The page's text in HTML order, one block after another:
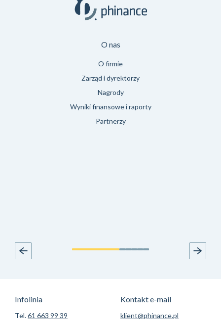
O nas
O firmie
Zarząd i dyrektorzy
Nagrody
Wyniki finansowe i raporty
Partnerzy
Infolinia
Tel.61 663 99 39
Kontakt e-mail
klient@phinance.pl